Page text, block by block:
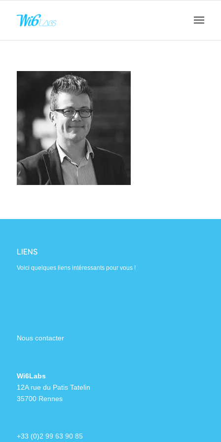
LIENS
Voici quelques liens intéressants pour vous !
Nous contacter
Wi6Labs
12A rue du Patis Tatelin
35700 Rennes
+33 (0)2 99 63 90 85